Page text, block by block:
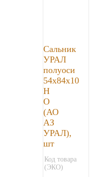
Сальник
УРАЛ
полуоси
54х84х10
Н
О
(АО
АЗ
УРАЛ),
шт
Код товара
(ЭКО)